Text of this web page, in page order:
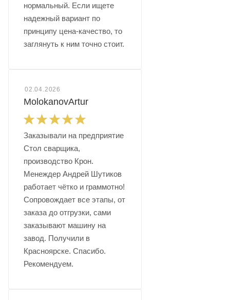
нормальный. Если ищете
надежный вариант по
принципу цена-качество, то
заглянуть к ним точно стоит.
02.04.2026
MolokanovArtur
Заказывали на предприятие
Стол сварщика,
производство Крон.
Менеждер Андрей Шутиков
работает чётко и граммотно!
Сопровождает все этапы, от
заказа до отгрузки, сами
заказывают машину на
завод. Получили в
Красноярске. Спасибо.
Рекомендуем.